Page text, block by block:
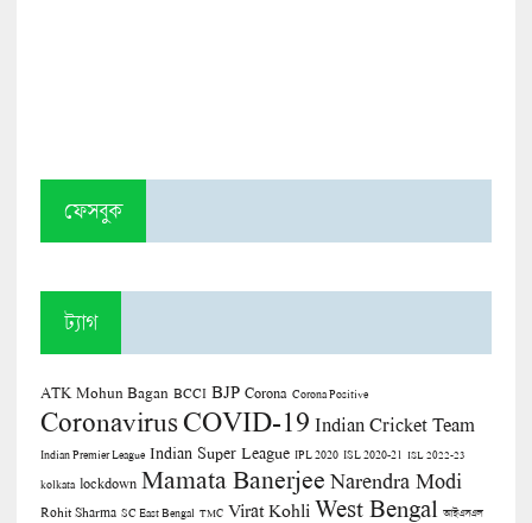
ফেসবুক
ট্যাগ
ATK Mohun Bagan BCCI BJP Corona Corona Positive
CoronavirusCOVID-19 Indian Cricket Team
Indian Premier League Indian Super League IPL 2020 ISL 2020-21 ISL 2022-23
kolkata lockdown Mamata Banerjee Narendra Modi
Rohit Sharma SC East Bengal TMC Virat Kohli West Bengal আইএসএল